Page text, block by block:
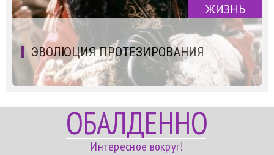
ЖИЗНЬ
ЭВОЛЮЦИЯ ПРОТЕЗИРОВАНИЯ
ОБАЛДЕННО
Интересное вокруг!